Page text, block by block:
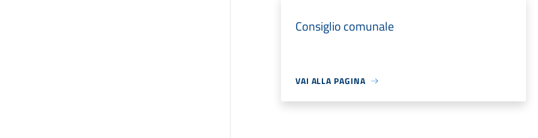
Consiglio comunale
VAI ALLA PAGINA